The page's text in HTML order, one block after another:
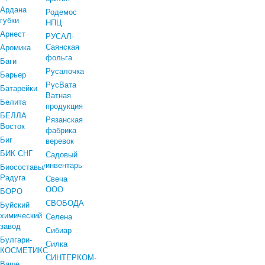
Ардана
губки
Арнест
Аромика
Баги
Барьер
Батарейки
Белита
БЕЛЛА
Восток
Биг
БИК СНГ
Биосоставы/
Радуга
БОРО
Буйский
химический
завод
Булгари-
КОСМЕТИКС
Родемос
НПЦ
РУСАЛ-
Саянская
фольга
Русалочка
РусВата
Ватная
продукция
Рязанская
фабрика
веревок
Садовый
инвентарь
Свеча
ООО
СВОБОДА
Селена
Сибиар
Силка
СИНТЕРКОМ-